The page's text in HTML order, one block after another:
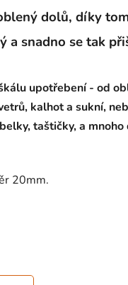
dolů, díky
a snadno se tak
upotřebení - od
kalhot a sukní,
taštičky, a mnoho
20mm.